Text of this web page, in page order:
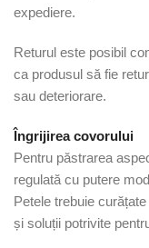
expediere.
Returul este posibil
ca produsul să fie
sau deteriorare.
Îngrijirea covorului
Pentru păstrarea
regulată cu putere
Petele trebuie
și soluții potrivite